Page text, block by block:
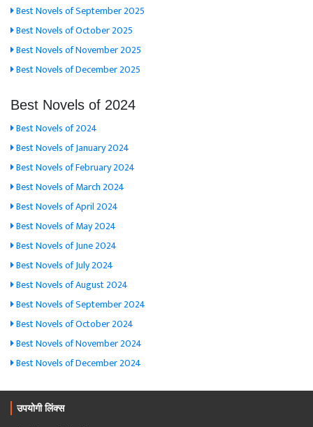
Best Novels of September 2025
Best Novels of October 2025
Best Novels of November 2025
Best Novels of December 2025
Best Novels of 2024
Best Novels of 2024
Best Novels of January 2024
Best Novels of February 2024
Best Novels of March 2024
Best Novels of April 2024
Best Novels of May 2024
Best Novels of June 2024
Best Novels of July 2024
Best Novels of August 2024
Best Novels of September 2024
Best Novels of October 2024
Best Novels of November 2024
Best Novels of December 2024
उपयोगी लिंक्स